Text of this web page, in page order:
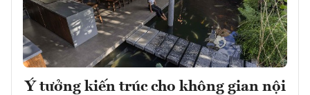
Ý tưởng kiến trúc cho không gian nội